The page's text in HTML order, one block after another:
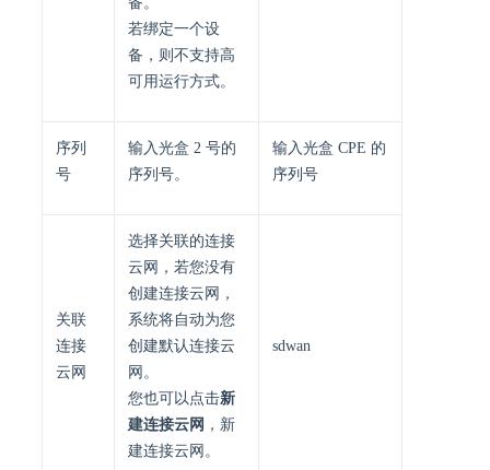
若绑定一个设
备，则不支持高
可用运行方式。
序列
号
输入光盒 2 号的
序列号。
输入光盒 CPE 的
序列号
关联
连接
云网
选择关联的连接
云网，若您没有
创建连接云网，
系统将自动为您
创建默认连接云
网。
您也可以点击新
建连接云网 ，新
建连接云网。
sdwan